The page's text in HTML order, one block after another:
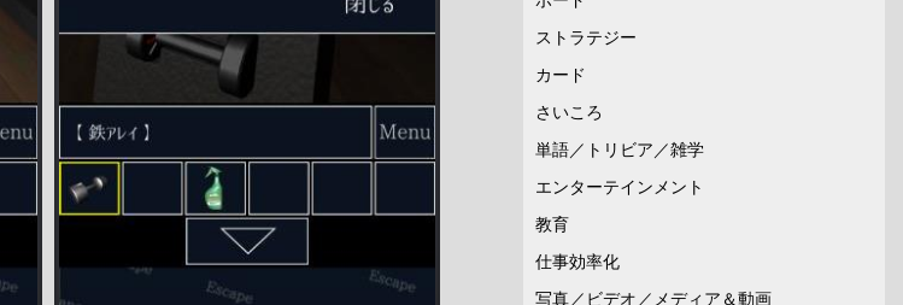
ストラテジー
カード
さいころ
単語／トリビア／雑学
エンターテインメント
教育
仕事効率化
写真／ビデオ／メディア＆動画